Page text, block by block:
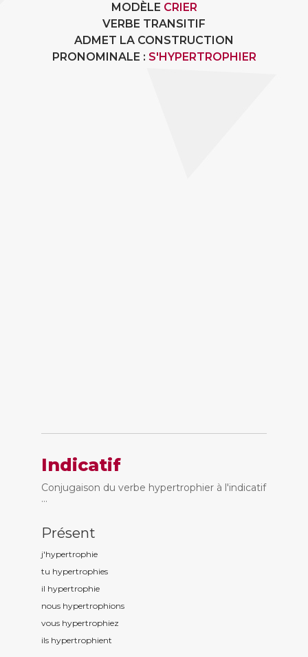
MODÈLE CRIER
VERBE TRANSITIF
ADMET LA CONSTRUCTION
PRONOMINALE : S'HYPERTROPHIER
Indicatif
Conjugaison du verbe hypertrophier à l'indicatif
...
Présent
j'hypertrophie
tu hypertrophies
il hypertrophie
nous hypertrophions
vous hypertrophiez
ils hypertrophient